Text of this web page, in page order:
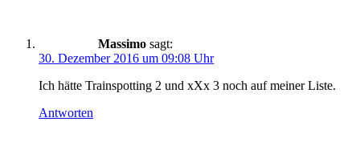
Massimo sagt:
30. Dezember 2016 um 09:08 Uhr
Ich hätte Trainspotting 2 und xXx 3 noch auf meiner Liste.
Antworten